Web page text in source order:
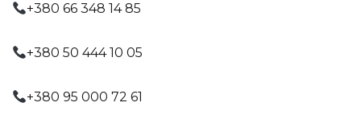
+380 66 348 14 85
+380 50 444 10 05
+380 95 000 72 61